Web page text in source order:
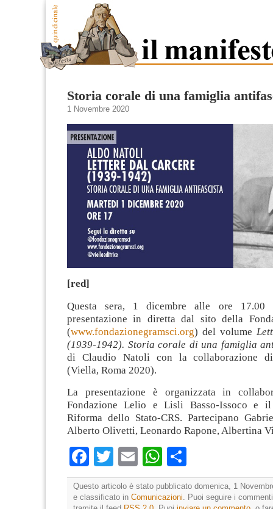
Storia corale di una famiglia
1 Novembre 2020
[red]
Questa sera, 1 dicembre alle ore
presentazione in diretta dal sito della
(www.fondazionegramsci.org) del volume
(1939-1942). Storia corale di una famiglia
di Claudio Natoli con la collaborazione
(Viella, Roma 2020).
La presentazione è organizzata in
Fondazione Lelio e Lisli Basso-Issoco e
Riforma dello Stato-CRS. Partecipano
Alberto Olivetti, Leonardo Rapone, Albertina
Facebook
TwitterEmailWhatsApp
Questo articolo è stato pubblicato domenica, 1
e classificato in Comunicazioni. Puoi seguire i